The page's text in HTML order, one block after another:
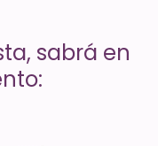
sabrá en